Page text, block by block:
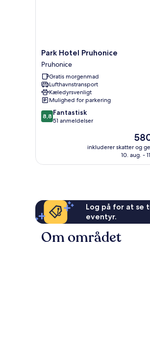
Park
Hotel
Pruhonice
Pruhonice
Park Hotel Pruhonice
Pruhonice
Gratis morgenmad
Lufthavnstransport
Kæledyrsvenligt
Mulighed for parkering
8.8
ud
anmeldelser
8,8 Fantastisk
51 anmeldelser
er
580
inkluderer skatter og
10. aug. -
Log på for at se
eventyr.
Om området